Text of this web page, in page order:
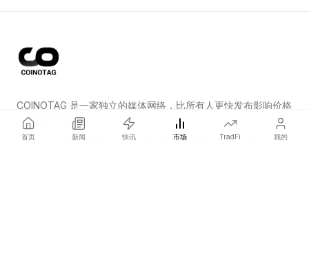
首页 新闻 快讯 市场 TradFi 我的
COINOTAG 是一家独立的媒体网络，比所有人更快发布影响价格
的加密货币新闻。
COINOTAG LLC · Shams Business Center, Sharjah, 839, UAE